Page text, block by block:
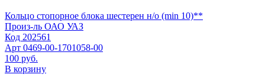
Кольцо стопорное блока шестерен н/о (min 10)**
Произ-ль ОАО УАЗ
Код 202561
Арт 0469-00-1701058-00
100 руб.
В корзину